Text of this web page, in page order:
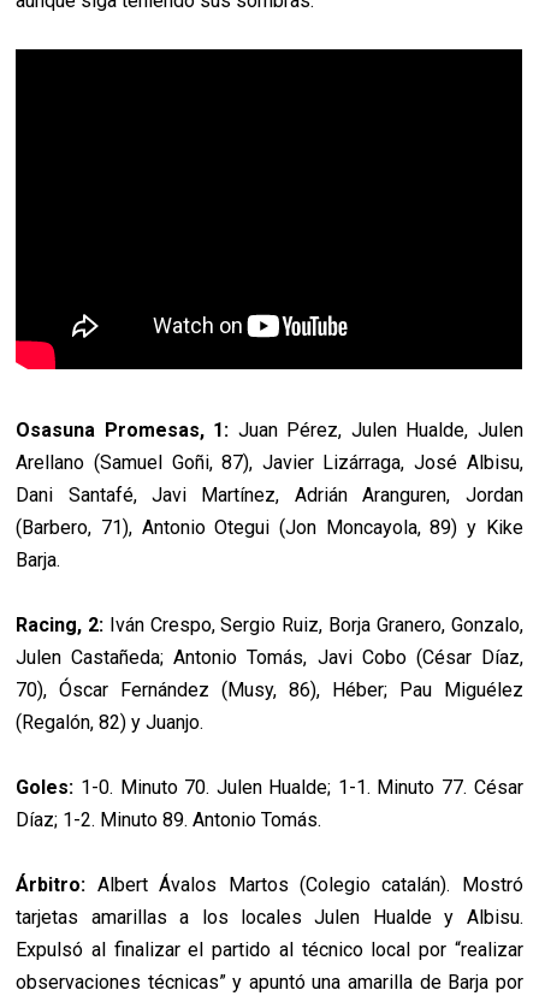
Osasuna Promesas, 1: Juan Pérez, Julen Hualde, Julen
Arellano (Samuel Goñi, 87), Javier Lizárraga, José Albisu,
Dani Santafé, Javi Martínez, Adrián Aranguren, Jordan
(Barbero, 71), Antonio Otegui (Jon Moncayola, 89) y Kike
Barja.
Racing, 2: Iván Crespo, Sergio Ruiz, Borja Granero, Gonzalo,
Julen Castañeda; Antonio Tomás, Javi Cobo (César Díaz,
70), Óscar Fernández (Musy, 86), Héber; Pau Miguélez
(Regalón, 82) y Juanjo.
Goles: 1-0. Minuto 70. Julen Hualde; 1-1. Minuto 77. César
Díaz; 1-2. Minuto 89. Antonio Tomás.
Árbitro: Albert Ávalos Martos (Colegio catalán). Mostró
tarjetas amarillas a los locales Julen Hualde y Albisu.
Expulsó al finalizar el partido al técnico local por “realizar
observaciones técnicas” y apuntó una amarilla de Barja por